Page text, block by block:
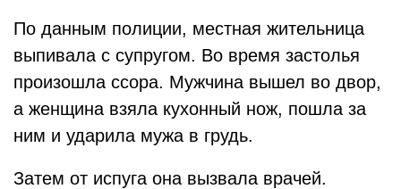
По данным полиции, местная жительница
выпивала с супругом. Во время застолья
произошла ссора. Мужчина вышел во двор,
а женщина взяла кухонный нож, пошла за
ним и ударила мужа в грудь.
Затем от испуга она вызвала врачей.